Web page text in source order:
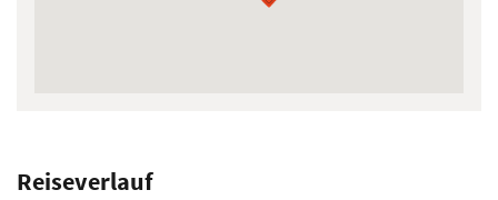
Reiseverlauf